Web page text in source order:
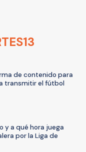
de contenido para
transmitir el fútbol
y a qué hora juega
por la Liga de